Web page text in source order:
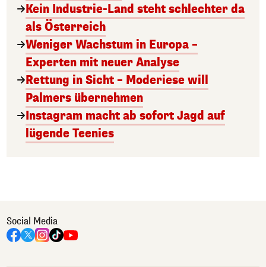
Kein Industrie-Land steht schlechter da
als Österreich
Weniger Wachstum in Europa –
Experten mit neuer Analyse
Rettung in Sicht – Moderiese will
Palmers übernehmen
Instagram macht ab sofort Jagd auf
lügende Teenies
Social Media